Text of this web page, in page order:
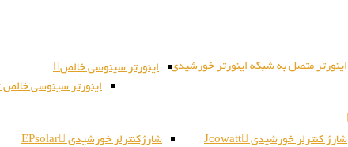
اینورتر متصل به شبکه اینورتر خورشیدی
اینورتر سینوسی خالص
اینورتر سینوسی خالص Jcowatt
شارژ کنترلر خورشیدی Jcowatt
شارژکنترلر خورشیدی EPsolar